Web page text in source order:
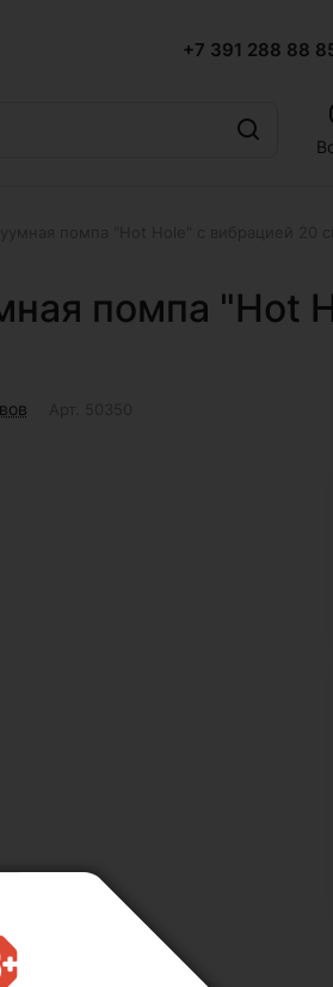
+7 391 288 88
помпа "Hot